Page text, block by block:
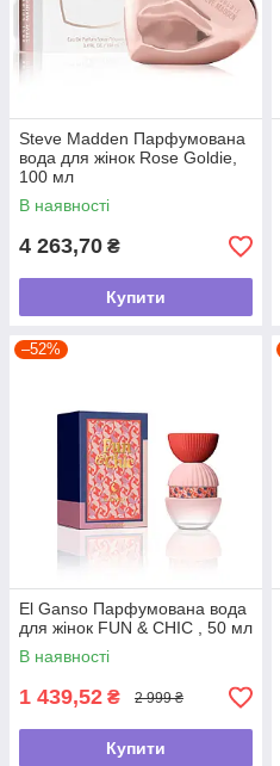
Steve Madden Парфумована
вода для жінок Rose Goldie,
100 мл
В наявності
4 263,70 ₴
Купити
–52%
El Ganso Парфумована вода
для жінок FUN & CHIC , 50 мл
В наявності
1 439,52 ₴ 2 999 ₴
Купити